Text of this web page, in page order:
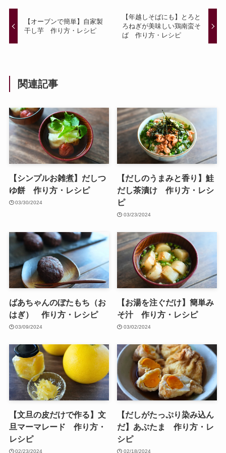
【オーブンで簡単】自家製
干し芋 作り方・レシピ
【年越しそばにも】とろと
ろねぎが美味しい鶏南蛮そ
ば 作り方・レシピ
関連記事
【シンプルお雑煮】だしつ
ゆ餅 作り方・レシピ
03/30/2024
【だしのうまみと香り】鮭
だし茶漬け 作り方・レシ
ピ
03/23/2024
ばあちゃんのぼたもち（お
はぎ） 作り方・レシピ
03/09/2024
【お湯を注ぐだけ】簡単み
そ汁 作り方・レシピ
03/02/2024
【文旦の皮だけで作る】文
旦マーマレード 作り方・
レシピ
02/23/2024
【だしがたっぷり染み込ん
だ】あぶたま 作り方・レ
シピ
02/18/2024